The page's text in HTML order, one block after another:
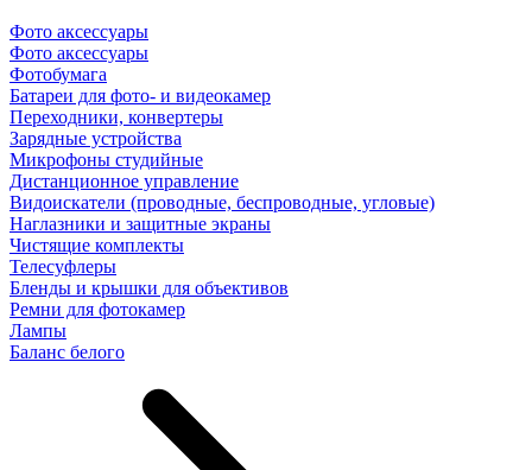
Фото аксессуары
Фото аксессуары
Фотобумага
Батареи для фото- и видеокамер
Переходники, конвертеры
Зарядные устройства
Микрофоны студийные
Дистанционное управление
Видоискатели (проводные, беспроводные, угловые)
Наглазники и защитные экраны
Чистящие комплекты
Телесуфлеры
Бленды и крышки для объективов
Ремни для фотокамер
Лампы
Баланс белого